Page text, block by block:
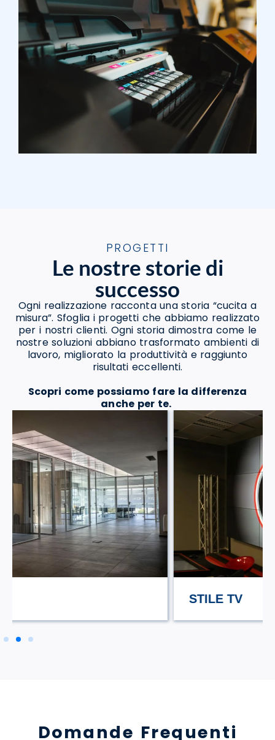
PROGETTI
Le nostre storie di
successo
Ogni realizzazione racconta una storia “cucita a
misura”. Sfoglia i progetti che abbiamo realizzato
per i nostri clienti. Ogni storia dimostra come le
nostre soluzioni abbiano trasformato ambienti di
lavoro, migliorato la produttività e raggiunto
risultati eccellenti.
Scopri come possiamo fare la differenza
anche per te.
Domande Frequenti